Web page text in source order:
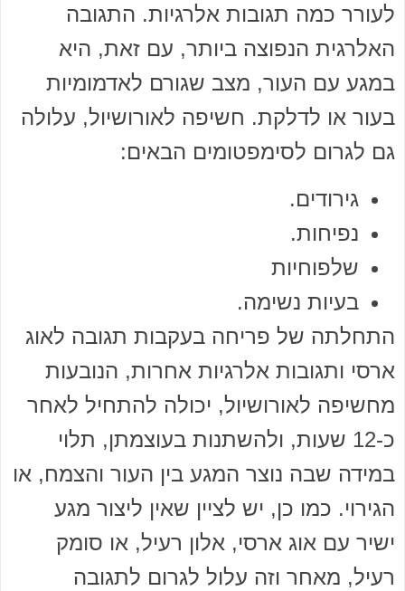
לעורר כמה תגובות אלרגיות. התגובה
האלרגית הנפוצה ביותר, עם זאת, היא
במגע עם העור, מצב שגורם לאדמומיות
בעור או לדלקת. חשיפה לאורושיול, עלולה
גם לגרום לסימפטומים הבאים:
גירודים.
נפיחות.
שלפוחיות
בעיות נשימה.
התחלתה של פריחה בעקבות תגובה לאוג
ארסי ותגובות אלרגיות אחרות, הנובעות
מחשיפה לאורושיול, יכולה להתחיל לאחר
כ-12 שעות, ולהשתנות בעוצמתן, תלוי
במידה שבה נוצר המגע בין העור והצמח, או
הגירוי. כמו כן, יש לציין שאין ליצור מגע
ישיר עם אוג ארסי, אלון רעיל, או סומק
רעיל, מאחר וזה עלול לגרום לתגובה